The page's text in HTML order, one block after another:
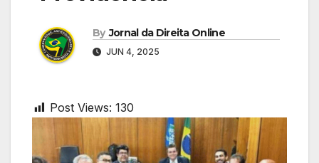
By Jornal da Direita Online
JUN 4, 2025
Post Views: 130